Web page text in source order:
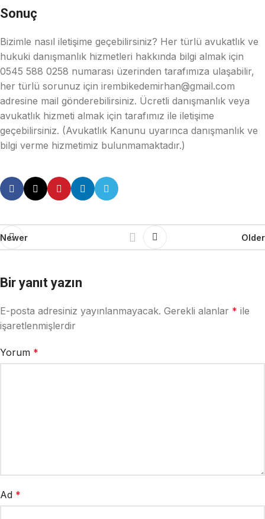
Sonuç
Bizimle nasıl iletişime geçebilirsiniz? Her türlü avukatlık ve
hukuki danışmanlık hizmetleri hakkında bilgi almak için
0545 588 0258 numarası üzerinden tarafımıza ulaşabilir,
her türlü sorunuz için irembikedemirhan@gmail.com
adresine mail gönderebilirsiniz. Ücretli danışmanlık veya
avukatlık hizmeti almak için tarafımız ile iletişime
geçebilirsiniz. (Avukatlık Kanunu uyarınca danışmanlık ve
bilgi verme hizmetimiz bulunmamaktadır.)
Newer Older
Bir yanıt yazın
E-posta adresiniz yayınlanmayacak. Gerekli alanlar * ile
işaretlenmişlerdir
Yorum *
Ad *